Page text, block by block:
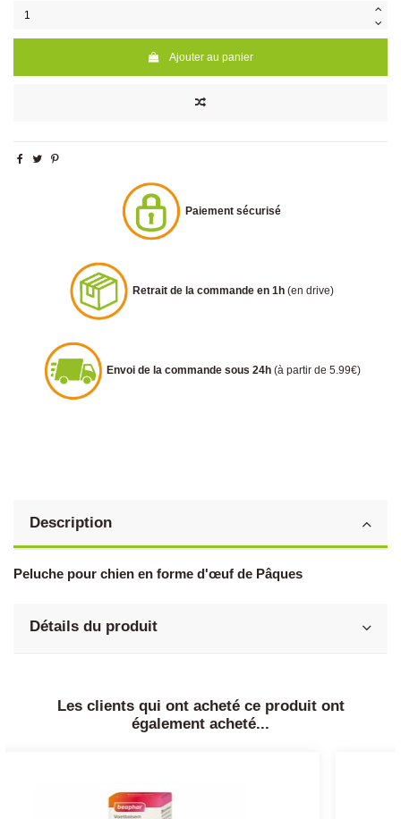
Ajouter au panier
Paiement sécurisé
Retrait de la commande en 1h (en drive)
Envoi de la commande sous 24h (à partir de 5.99€)
Description
Peluche pour chien en forme d'œuf de Pâques
Détails du produit
Les clients qui ont acheté ce produit ont
également acheté...